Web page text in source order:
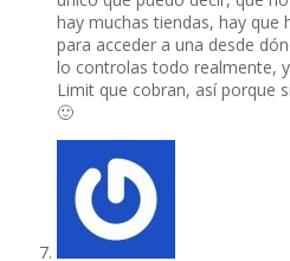
hay muchas tiendas, hay que
para acceder a una desde
lo controlas todo realmente,
Limit que cobran, así­ porque
🙂